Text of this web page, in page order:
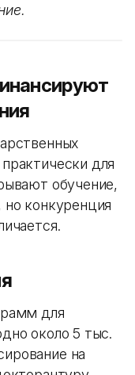
для
обучение,
конкуренция
для
около 5 тыс.
на